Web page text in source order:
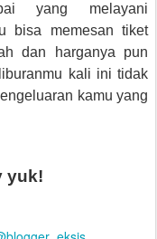
yang melayani
bisa memesan tiket
dan harganya pun
kali ini tidak
kamu yang
yuk!